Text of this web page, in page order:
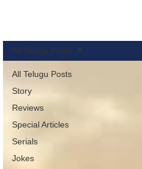
All Telugu Posts
Story
Reviews
Special Articles
Serials
Jokes
All Telugu Posts